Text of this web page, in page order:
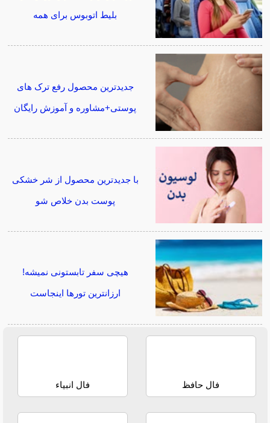
بلیط اتوبوس برای همه
جدیدترین محصول رفع ترک های
پوستی+مشاوره و آموزش رایگان
با جدیدترین محصول از شر خشکی
پوست بدن خلاص شو
هیچی سفر تابستونی نمیشه!
ارزانترین تورها اینجاست
فال حافظ فال انبیاء